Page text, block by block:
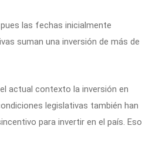
las fechas inicialmente
suman una inversión de más de
actual contexto la inversión en
legislativas también han
para invertir en el país. Eso